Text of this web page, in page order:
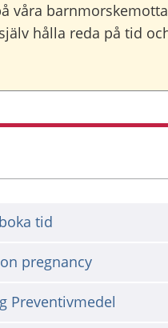
våra
hålla reda på tid
tid
pregnancy
Preventivmedel